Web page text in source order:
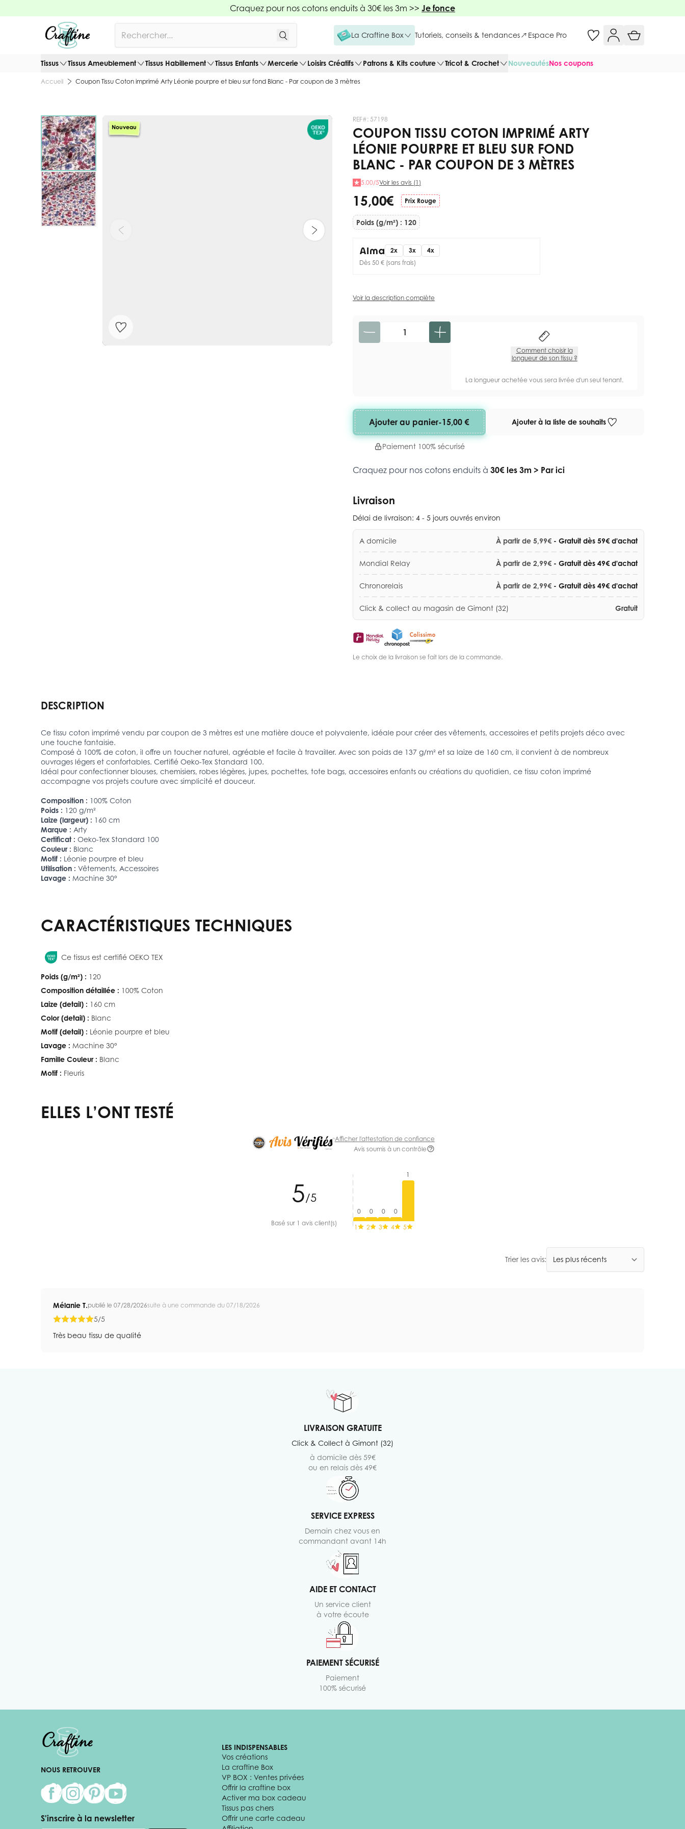
Craquez pour nos cotons enduits à 30€ les 3m >> Je fonce
La Craftine Box Tutoriels, conseils & tendances Espace Pro
Tissus Tissus Ameublement Tissus Habillement Tissus Enfants Mercerie Loisirs Créatifs Patrons & Kits couture Tricot & Crochet NouveautésNos coupons
Accueil Coupon Tissu Coton imprimé Arty Léonie pourpre et bleu sur fond Blanc - Par coupon de 3 mètres
Nouveau
REF#: 57198
COUPON TISSU COTON IMPRIMÉ ARTY
LÉONIE POURPRE ET BLEU SUR FOND
BLANC - PAR COUPON DE 3 MÈTRES
5.00/5Voir les avis (1)
15,00 € Prix Rouge
Poids (g/m²) : 120
2x 3x
4x
Dès 50 € (sans frais)
Voir la description complète
Quantité
Comment choisir la
longueur de son tissu ?
La longueur achetée vous sera livrée d'un seul tenant.
Ajouter au panier-15,00 €
Paiement 100% sécurisé
Ajouter à la liste de souhaits
Craquez pour nos cotons enduits à 30€ les 3m > Par ici
Livraison
Délai de livraison: 4 - 5 jours ouvrés environ
A domicile À partir de 5,99€ - Gratuit dès 59€ d'achat
Mondial Relay À partir de 2,99€ - Gratuit dès 49€ d'achat
Chronorelais À partir de 2,99€ - Gratuit dès 49€ d'achat
Click & collect au magasin de Gimont (32) Gratuit
Le choix de la livraison se fait lors de la commande.
DESCRIPTION
Ce tissu coton imprimé vendu par coupon de 3 mètres est une matière douce et polyvalente, idéale pour créer des vêtements, accessoires et petits projets déco avec
une touche fantaisie.
Composé à 100% de coton, il offre un toucher naturel, agréable et facile à travailler. Avec son poids de 137 g/m² et sa laize de 160 cm, il convient à de nombreux
ouvrages légers et confortables. Certifié Oeko-Tex Standard 100.
Idéal pour confectionner blouses, chemisiers, robes légères, jupes, pochettes, tote bags, accessoires enfants ou créations du quotidien, ce tissu coton imprimé
accompagne vos projets couture avec simplicité et douceur.
Composition : 100% Coton
Poids : 120 g/m²
Laize (largeur) : 160 cm
Marque : Arty
Certificat : Oeko-Tex Standard 100
Couleur : Blanc
Motif : Léonie pourpre et bleu
Utilisation : Vêtements, Accessoires
Lavage : Machine 30°
CARACTÉRISTIQUES TECHNIQUES
Ce tissus est certifié OEKO TEX
Poids (g/m²) : 120
Composition détaillée : 100% Coton
Laize (detail) : 160 cm
Color (detail) : Blanc
Motif (detail) : Léonie pourpre et bleu
Lavage : Machine 30°
Famille Couleur : Blanc
Motif : Fleuris
ELLES L’ONT TESTÉ
Afficher l'attestation de confiance
Avis soumis à un contrôle
5/5
Basé sur 1 avis client(s)
0
1
0
2
0
3
0
4
1
5
Trier les avis:
Mélanie T.publié le 07/28/2026suite à une commande du 07/18/2026
5/5
Très beau tissu de qualité
LIVRAISON GRATUITE
Click & Collect à Gimont (32)
à domicile dès 59€
ou en relais dès 49€
SERVICE EXPRESS
Demain chez vous en
commandant avant 14h
AIDE ET CONTACT
Un service client
à votre écoute
PAIEMENT SÉCURISÉ
Paiement
100% sécurisé
NOUS RETROUVER
S'inscrire à la newsletter
LES INDISPENSABLES
Vos créations
La craftine Box
VP BOX : Ventes privées
Offrir la craftine box
Activer ma box cadeau
Tissus pas chers
Offrir une carte cadeau